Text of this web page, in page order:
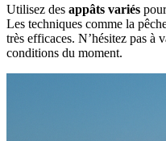
Utilisez des appâts variés
Les techniques comme la
très efficaces. N’hésitez pas à
conditions du moment.